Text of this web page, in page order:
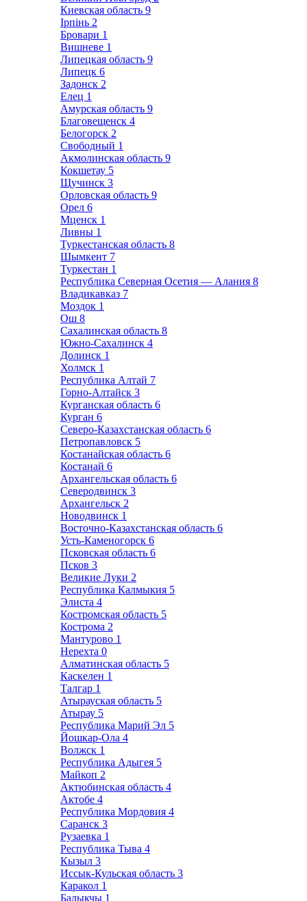
Киевская область 9
Ірпінь 2
Бровари 1
Вишневе 1
Липецкая область 9
Липецк 6
Задонск 2
Елец 1
Амурская область 9
Благовещенск 4
Белогорск 2
Свободный 1
Акмолинская область 9
Кокшетау 5
Щучинск 3
Орловская область 9
Орел 6
Мценск 1
Ливны 1
Туркестанская область 8
Шымкент 7
Туркестан 1
Республика Северная Осетия — Алания 8
Владикавказ 7
Моздок 1
Ош 8
Сахалинская область 8
Южно-Сахалинск 4
Долинск 1
Холмск 1
Республика Алтай 7
Горно-Алтайск 3
Курганская область 6
Курган 6
Северо-Казахстанская область 6
Петропавловск 5
Костанайская область 6
Костанай 6
Архангельская область 6
Северодвинск 3
Архангельск 2
Новодвинск 1
Восточно-Казахстанская область 6
Усть-Каменогорск 6
Псковская область 6
Псков 3
Великие Луки 2
Республика Калмыкия 5
Элиста 4
Костромская область 5
Кострома 2
Мантурово 1
Нерехта 0
Алматинская область 5
Каскелен 1
Талгар 1
Атырауская область 5
Атырау 5
Республика Марий Эл 5
Йошкар-Ола 4
Волжск 1
Республика Адыгея 5
Майкоп 2
Актюбинская область 4
Актобе 4
Республика Мордовия 4
Саранск 3
Рузаевка 1
Республика Тыва 4
Кызыл 3
Иссык-Кульская область 3
Каракол 1
Балыкчы 1